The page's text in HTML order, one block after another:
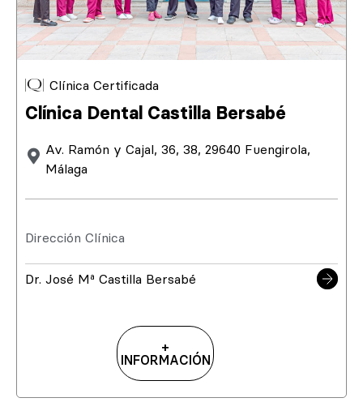
Clínica Certificada
Clínica Dental Castilla Bersabé
Av. Ramón y Cajal, 36, 38, 29640 Fuengirola,
Málaga
Dirección Clínica
Dr. José Mª Castilla Bersabé
+
INFORMACIÓN